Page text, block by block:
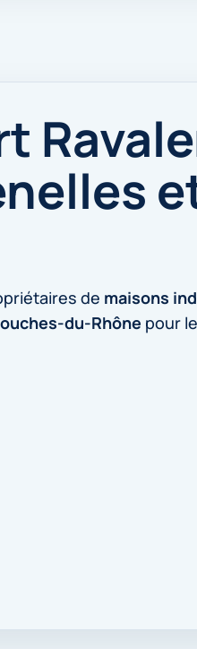
de maisons
du-Rhône pour